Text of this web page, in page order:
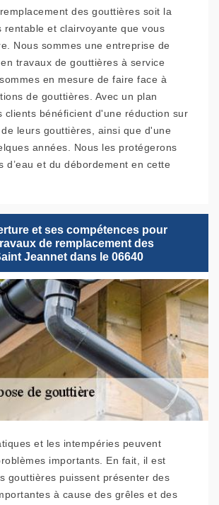
des gouttières soit la
rentable et clairvoyante que vous
Nous sommes une entreprise de
travaux de gouttières à service
en mesure de faire face à
de gouttières. Avec un plan
clients bénéficient d'une réduction sur
leurs gouttières, ainsi que d'une
années. Nous les protégerons
d’eau et du débordement en cette
et ses compétences pour
de remplacement des
Jeannet dans le 06640
et les intempéries peuvent
importants. En fait, il est
gouttières puissent présenter des
à cause des grêles et des